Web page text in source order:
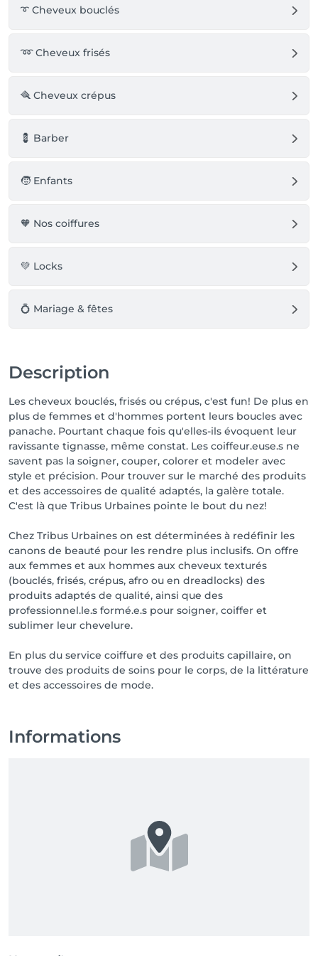
➰ Cheveux bouclés
➿ Cheveux frisés
🪮 Cheveux crépus
💈 Barber
🧒 Enfants
🧡 Nos coiffures
💚 Locks
💍 Mariage & fêtes
Description
Les cheveux bouclés, frisés ou crépus, c'est fun! De plus en
plus de femmes et d'hommes portent leurs boucles avec
panache. Pourtant chaque fois qu'elles-ils évoquent leur
ravissante tignasse, même constat. Les coiffeur.euse.s ne
savent pas la soigner, couper, colorer et modeler avec
style et précision. Pour trouver sur le marché des produits
et des accessoires de qualité adaptés, la galère totale.
C'est là que Tribus Urbaines pointe le bout du nez!
Chez Tribus Urbaines on est déterminées à redéfinir les
canons de beauté pour les rendre plus inclusifs. On offre
aux femmes et aux hommes aux cheveux texturés
(bouclés, frisés, crépus, afro ou en dreadlocks) des
produits adaptés de qualité, ainsi que des
professionnel.le.s formé.e.s pour soigner, coiffer et
sublimer leur chevelure.
En plus du service coiffure et des produits capillaire, on
trouve des produits de soins pour le corps, de la littérature
et des accessoires de mode.
Informations